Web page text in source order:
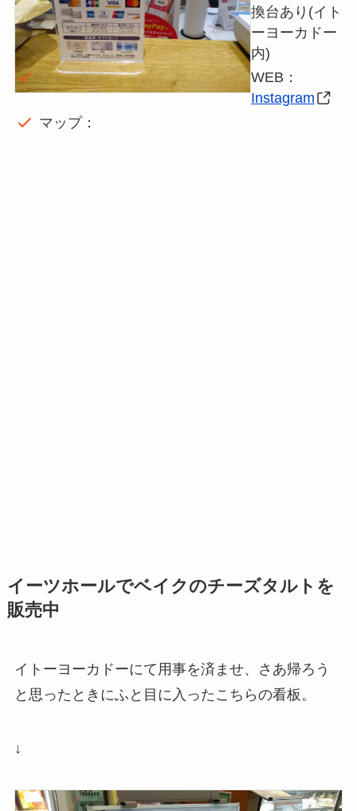
換台あり(イト
ーヨーカドー
内)
WEB：
Instagram
マップ：
イーツホールでベイクのチーズタルトを
販売中
イトーヨーカドーにて用事を済ませ、さあ帰ろう
と思ったときにふと目に入ったこちらの看板。
↓